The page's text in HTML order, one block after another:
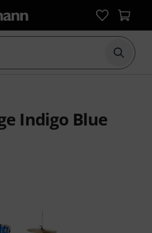
Suche
Indigo Blue
aus 1 Kundenbewertungen